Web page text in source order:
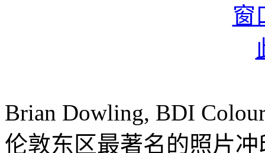
Brian Dowling, BDI
伦敦东区最著名的照片